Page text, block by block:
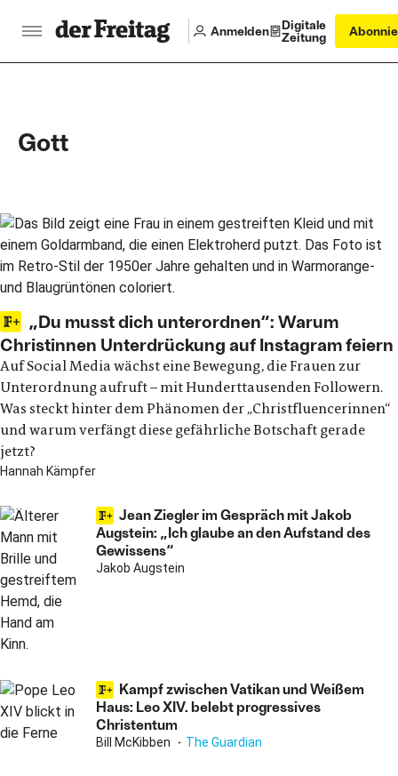
Anmelden
Digitale
Zeitung
Gott
Main articles
„Du musst dich unterordnen“: Warum
Christinnen Unterdrückung auf Instagram feiern
Auf Social Media wächst eine Bewegung, die Frauen zur
Unterordnung aufruft – mit Hunderttausenden Followern.
Was steckt hinter dem Phänomen der „Christfluencerinnen“
und warum verfängt diese gefährliche Botschaft gerade
jetzt?
Hannah Kämpfer
Jean Ziegler im Gespräch mit Jakob
Augstein: „Ich glaube an den Aufstand des
Gewissens“
Jakob Augstein
Kampf zwischen Vatikan und Weißem
Haus: Leo XIV. belebt progressives
Christentum
Bill McKibben The Guardian